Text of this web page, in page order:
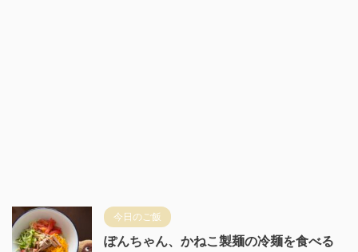
今日のご飯
ぽんちゃん、かねこ製麺の冷麺を食べる